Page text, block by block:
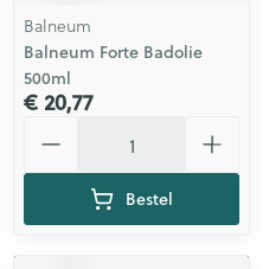
Balneum
Balneum Forte Badolie
500ml
€ 20,77
Bestel